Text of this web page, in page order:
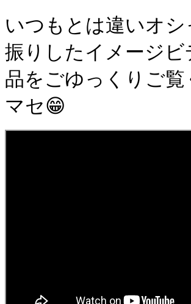
いつもとは違いオシ
振りしたイメージビ
品をごゆっくりご覧
マセ😁